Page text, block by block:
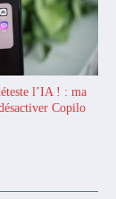
l’IA ! : ma
Copilo